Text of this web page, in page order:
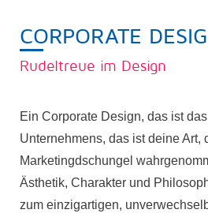
CORPORATE
Rudeltreue im Design
Ein Corporate Design, das ist
Unternehmens, das ist deine Art,
Marketingdschungel
Ästhetik, Charakter und
zum einzigartigen,